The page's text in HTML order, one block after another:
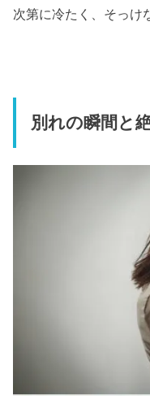
次第に冷たく、そっけ
別れの瞬間と